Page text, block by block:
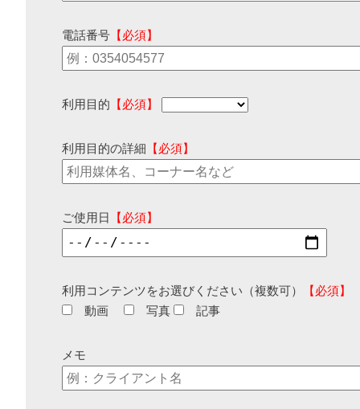
電話番号 【必須】
利用目的 【必須】
利用目的の詳細 【必須】
ご使用日 【必須】
利用コンテンツをお選びください（複数可）
【必須】
動画
写真 記事
メモ